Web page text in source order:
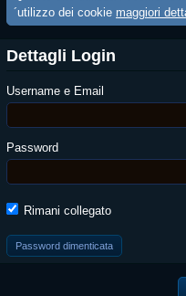
´utilizzo dei cookie maggiori
Dettagli Login
Username e Email
Password
Rimani collegato
Password dimenticata